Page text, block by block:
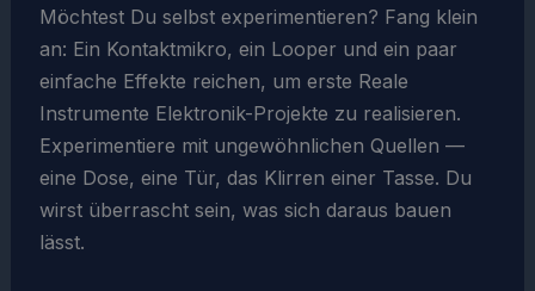
Möchtest Du selbst experimentieren? Fang klein
an: Ein Kontaktmikro, ein Looper und ein paar
einfache Effekte reichen, um erste Reale
Instrumente Elektronik-Projekte zu realisieren.
Experimentiere mit ungewöhnlichen Quellen —
eine Dose, eine Tür, das Klirren einer Tasse. Du
wirst überrascht sein, was sich daraus bauen
lässt.